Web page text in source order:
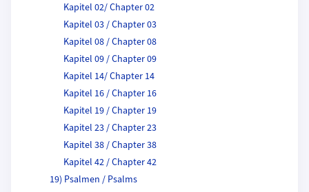
Kapitel 02/ Chapter 02
Kapitel 03 / Chapter 03
Kapitel 08 / Chapter 08
Kapitel 09 / Chapter 09
Kapitel 14/ Chapter 14
Kapitel 16 / Chapter 16
Kapitel 19 / Chapter 19
Kapitel 23 / Chapter 23
Kapitel 38 / Chapter 38
Kapitel 42 / Chapter 42
19) Psalmen / Psalms